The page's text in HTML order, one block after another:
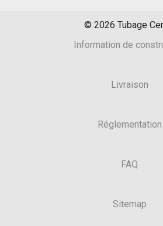
© 2026 Tubage
Information de
Livraison
Réglementation
FAQ
Sitemap